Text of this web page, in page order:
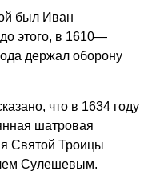
был Иван
этого, в 1610—
держал оборону
что в 1634 году
шатровая
Святой Троицы
Сулешевым.